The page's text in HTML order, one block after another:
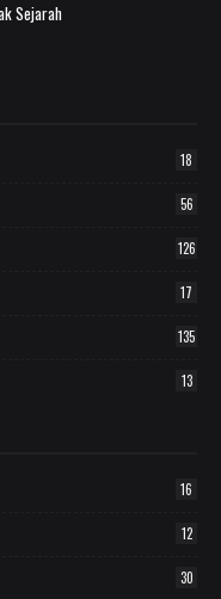
Sejarah
18
56
126
17
135
13
16
12
30